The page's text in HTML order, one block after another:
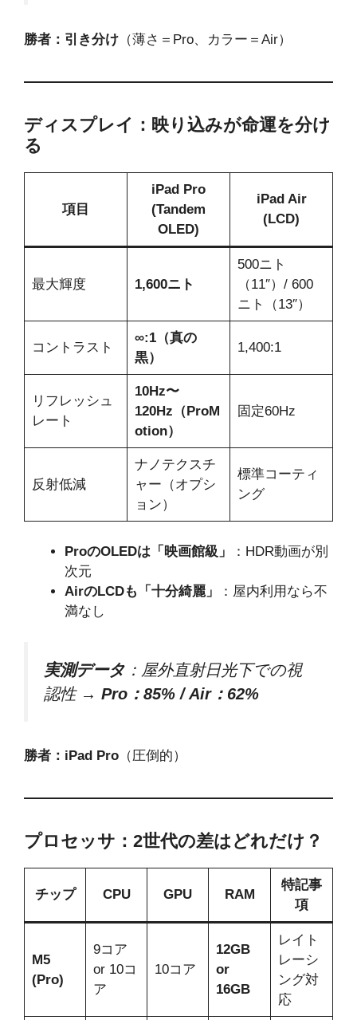
勝者：引き分け （薄さ＝Pro、カラー＝Air）
ディスプレイ：映り込みが命運を分け
る
項目
iPad Pro
(Tandem
OLED)
iPad Air
(LCD)
最大輝度 1,600ニト
500ニト
（11″）/ 600
ニト（13″）
コントラスト
∞:1（真の
黒）
1,400:1
リフレッシュ
レート
10Hz〜
120Hz（ProM
otion）
固定60Hz
反射低減
ナノテクスチ
ャー（オプシ
ョン）
標準コーティ
ング
ProのOLEDは「映画館級」
：HDR動画が別
次元
AirのLCDも「十分綺麗」
：屋内利用なら不
満なし
実測データ ：屋外直射日光下での視
認性 → Pro：85% / Air：62%
勝者：iPad Pro （圧倒的）
プロセッサ：2世代の差はどれだけ？
チップ CPU GPU RAM
特記事
項
M5
(Pro)
9コア
or 10コ
ア
10コア
12GB
or
16GB
レイト
レーシ
ング対
応